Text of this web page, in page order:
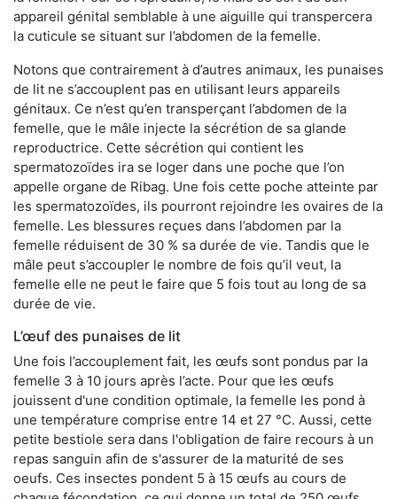
appareil génital semblable à une aiguille qui transpercera
la cuticule se situant sur l’abdomen de la femelle.
Notons que contrairement à d’autres animaux, les punaises
de lit ne s’accouplent pas en utilisant leurs appareils
génitaux. Ce n’est qu’en transperçant l’abdomen de la
femelle, que le mâle injecte la sécrétion de sa glande
reproductrice. Cette sécrétion qui contient les
spermatozoïdes ira se loger dans une poche que l’on
appelle organe de Ribag. Une fois cette poche atteinte par
les spermatozoïdes, ils pourront rejoindre les ovaires de la
femelle. Les blessures reçues dans l’abdomen par la
femelle réduisent de 30 % sa durée de vie. Tandis que le
mâle peut s’accoupler le nombre de fois qu’il veut, la
femelle elle ne peut le faire que 5 fois tout au long de sa
durée de vie.
L’œuf des punaises de lit
Une fois l’accouplement fait, les œufs sont pondus par la
femelle 3 à 10 jours après l’acte. Pour que les œufs
jouissent d'une condition optimale, la femelle les pond à
une température comprise entre 14 et 27 °C. Aussi, cette
petite bestiole sera dans l'obligation de faire recours à un
repas sanguin afin de s'assurer de la maturité de ses
oeufs. Ces insectes pondent 5 à 15 œufs au cours de